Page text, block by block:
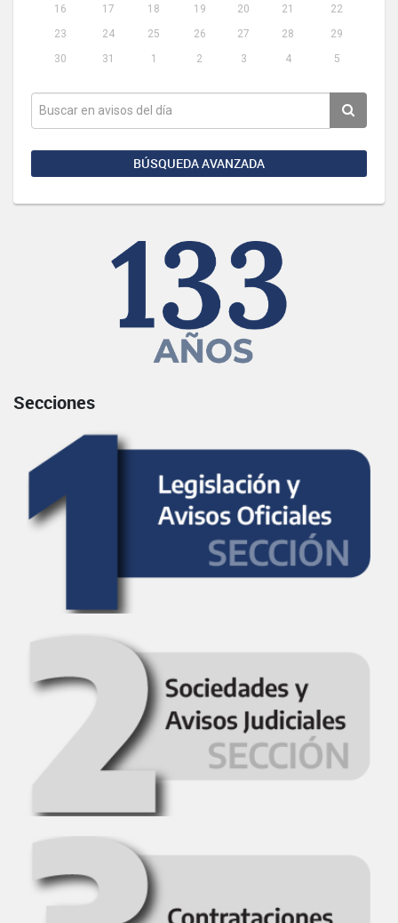
16
17 18 19 20 21
22
23
24 25 26 27 28
29
30
31 1 2 3 4 5
BÚSQUEDA AVANZADA
Secciones